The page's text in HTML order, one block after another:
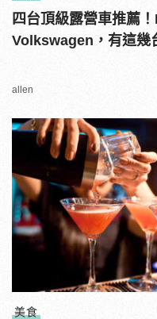
四台頂級露營車推薦
Volkswagen，有這幾
allen
美食